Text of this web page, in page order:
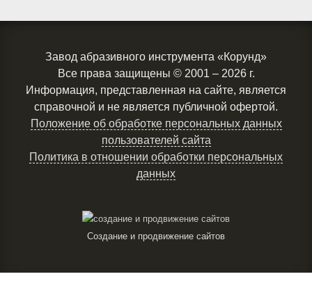
Завод абразивного инструмента «Корунд»
Все права защищены © 2001 – 2026 г.
Информация, представленная на сайте, является
справочной и не является публичной офертой.
Положение об обработке персональных данных
пользователей сайта
Политика в отношении обработки персональных
данных
Создание и продвижение сайтов